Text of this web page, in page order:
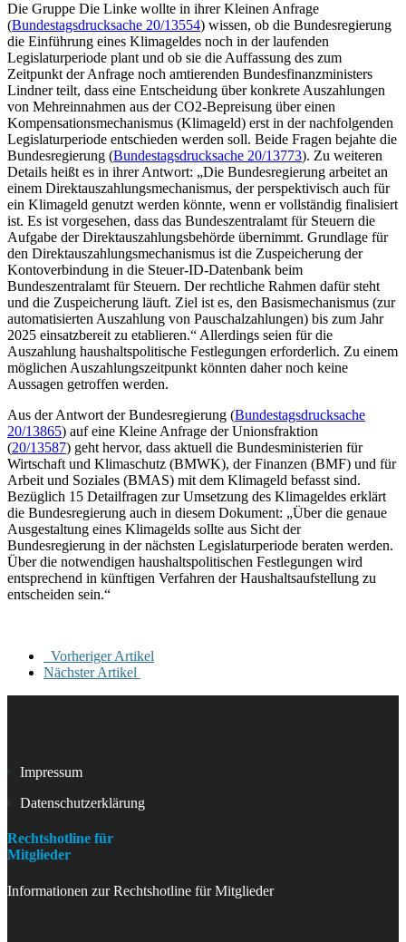
Die Gruppe Die Linke wollte in ihrer Kleinen Anfrage
(Bundestagsdrucksache 20/13554) wissen, ob die Bundesregierung
die Einführung eines Klimageldes noch in der laufenden
Legislaturperiode plant und ob sie die Auffassung des zum
Zeitpunkt der Anfrage noch amtierenden Bundesfinanzministers
Lindner teilt, dass eine Entscheidung über konkrete Auszahlungen
von Mehreinnahmen aus der CO2-Bepreisung über einen
Kompensationsmechanismus (Klimageld) erst in der nachfolgenden
Legislaturperiode entschieden werden soll. Beide Fragen bejahte die
Bundesregierung (Bundestagsdrucksache 20/13773). Zu weiteren
Details heißt es in ihrer Antwort: „Die Bundesregierung arbeitet an
einem Direktauszahlungsmechanismus, der perspektivisch auch für
ein Klimageld genutzt werden könnte, wenn er vollständig finalisiert
ist. Es ist vorgesehen, dass das Bundeszentralamt für Steuern die
Aufgabe der Direktauszahlungsbehörde übernimmt. Grundlage für
den Direktauszahlungsmechanismus ist die Zuspeicherung der
Kontoverbindung in die Steuer-ID-Datenbank beim
Bundeszentralamt für Steuern. Der rechtliche Rahmen dafür steht
und die Zuspeicherung läuft. Ziel ist es, den Basismechanismus (zur
automatisierten Auszahlung von Pauschalzahlungen) bis zum Jahr
2025 einsatzbereit zu etablieren.“ Allerdings seien für die
Auszahlung haushaltspolitische Festlegungen erforderlich. Zu einem
möglichen Auszahlungszeitpunkt könnten daher noch keine
Aussagen getroffen werden.
Aus der Antwort der Bundesregierung (Bundestagsdrucksache
20/13865) auf eine Kleine Anfrage der Unionsfraktion
(20/13587) geht hervor, dass aktuell die Bundesministerien für
Wirtschaft und Klimaschutz (BMWK), der Finanzen (BMF) und für
Arbeit und Soziales (BMAS) mit dem Klimageld befasst sind.
Bezüglich 15 Detailfragen zur Umsetzung des Klimageldes erklärt
die Bundesregierung auch in diesem Dokument: „Über die genaue
Ausgestaltung eines Klimagelds sollte aus Sicht der
Bundesregierung in der nächsten Legislaturperiode beraten werden.
Über die notwendigen haushaltspolitischen Festlegungen wird
entsprechend in künftigen Verfahren der Haushaltsaufstellung zu
entscheiden sein.“
Vorheriger Artikel
Nächster Artikel
Impressum
Datenschutzerklärung
Rechtshotline für
Mitglieder
Informationen zur Rechtshotline für Mitglieder